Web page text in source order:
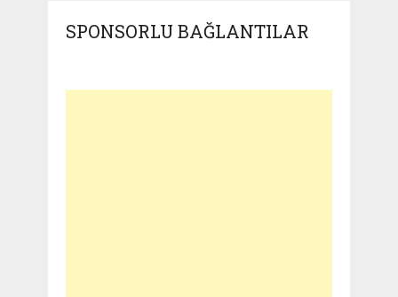
SPONSORLU BAĞLANTILAR